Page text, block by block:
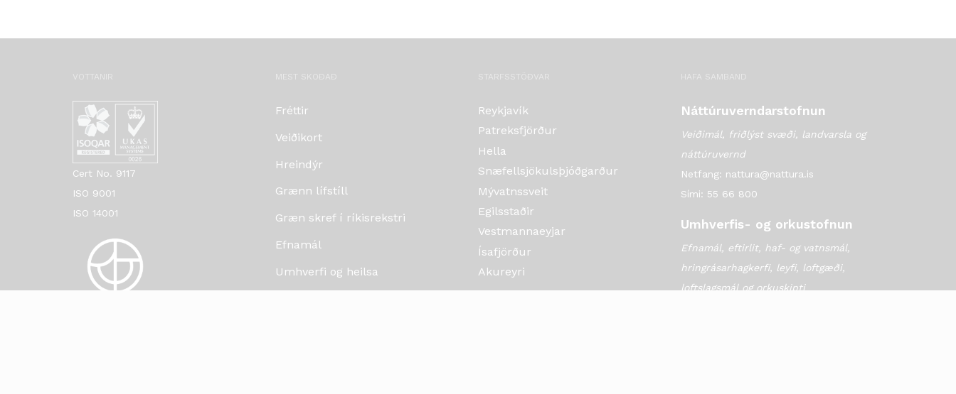
VOTTANIR
Cert No. 9117
ISO 9001
ISO 14001
MEST SKOÐAÐ
Fréttir
Veiðikort
Hreindýr
Grænn lífstíll
Græn skref í ríkisrekstri
Efnamál
Umhverfi og heilsa
STARFSSTÖÐVAR
Reykjavík
Patreksfjörður
Hella
Snæfellsjökulsþjóðgarður
Mývatnssveit
Egilsstaðir
Vestmannaeyjar
Ísafjörður
Akureyri
HAFA SAMBAND
Náttúruverndarstofnun
Veiðimál, friðlýst svæði, landvarsla og
náttúruvernd
Netfang: nattura@nattura.is
Sími: 55 66 800
Umhverfis- og orkustofnun
Efnamál, eftirlit, haf- og vatnsmál,
hringrásarhagkerfi, leyfi, loftgæði,
loftslagsmál og orkuskipti